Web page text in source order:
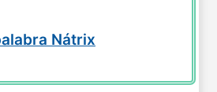
Nátrix